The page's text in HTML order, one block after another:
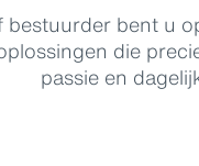
bent u
die
passie en